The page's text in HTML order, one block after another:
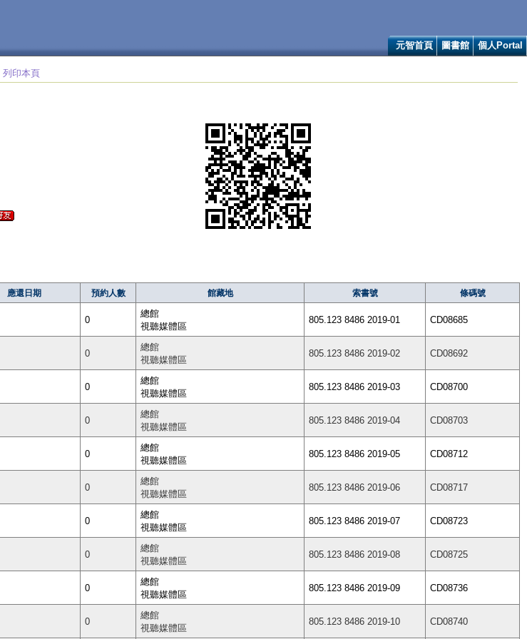
元智首頁 圖書館 個人Portal
列印本頁
應還日期 預約人數 館藏地 索書號 條碼號
0
總館
視聽媒體區
805.123 8486 2019-01 CD08685
0
總館
視聽媒體區
805.123 8486 2019-02 CD08692
0
總館
視聽媒體區
805.123 8486 2019-03 CD08700
0
總館
視聽媒體區
805.123 8486 2019-04 CD08703
0
總館
視聽媒體區
805.123 8486 2019-05 CD08712
0
總館
視聽媒體區
805.123 8486 2019-06 CD08717
0
總館
視聽媒體區
805.123 8486 2019-07 CD08723
0
總館
視聽媒體區
805.123 8486 2019-08 CD08725
0
總館
視聽媒體區
805.123 8486 2019-09 CD08736
0
總館
視聽媒體區
805.123 8486 2019-10 CD08740